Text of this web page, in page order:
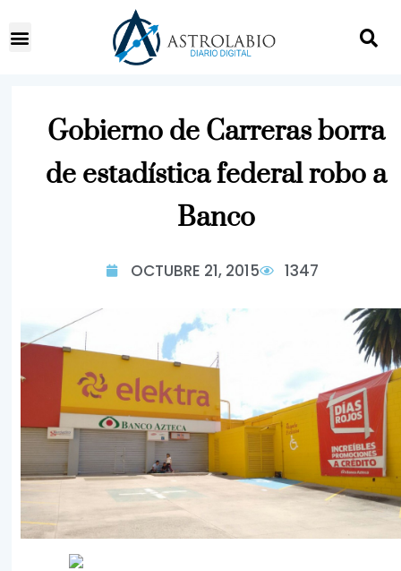
Gobierno de Carreras borra
de estadística federal robo a
Banco
OCTUBRE 21, 2015 1347